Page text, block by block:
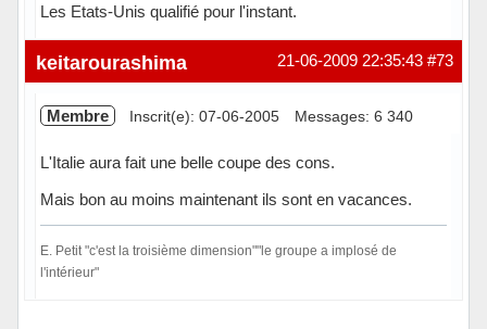
Les Etats-Unis qualifié pour l'instant.
Hors ligne #73
21-06-2009 22:35:43
keitarourashima
Membre Inscrit(e): 07-06-2005 Messages: 6 340
L'Italie aura fait une belle coupe des cons.
Mais bon au moins maintenant ils sont en vacances.
E. Petit "c'est la troisième dimension""le groupe a implosé de
l'intérieur"